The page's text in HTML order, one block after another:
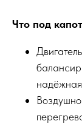
Что под
надёжная